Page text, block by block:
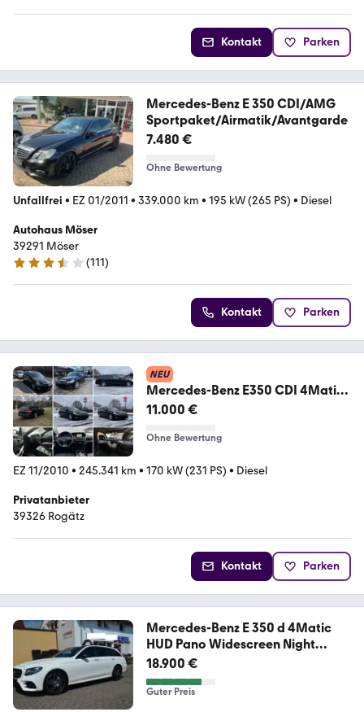
Kontakt Parken
Mercedes-Benz E 350 CDI/AMG
Sportpaket/Airmatik/Avantgarde
7.480 €
Ohne Bewertung
Unfallfrei • EZ 01/2011 • 339.000 km • 195 kW (265 PS) • Diesel
Autohaus Möser
39291 Möser
3.7 Sterne
(111)
Kontakt Parken
NEU
Mercedes-Benz E350 CDI 4Matic
Avantgarde /...
11.000 €
Ohne Bewertung
EZ 11/2010 • 245.341 km • 170 kW (231 PS) • Diesel
Privatanbieter
39326 Rogätz
Kontakt Parken
Mercedes-Benz E 350 d 4Matic
HUD Pano Widescreen Night
AMG-Li
18.900 €
Guter Preis